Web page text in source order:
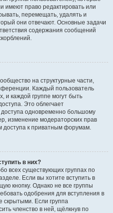
имеют право редактировать или
перемещать, удалять и
они отвечают. Основные задачи
содержания сообщений
на структурные части,
Каждый пользователь
и каждой группе могут быть
Это облегчает
одновременно большому
изменение модераторских прав
доступа к приватным форумам.
в них?
всех существующих группах по
Если вы хотите вступить в
кнопку. Однако не все группы
одобрения для вступления в
скрытыми. Если группа
членство в ней, щёлкнув по